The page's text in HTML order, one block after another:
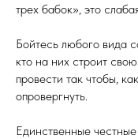
трех бабок», это
Бойтесь любого вида
кто на них строит
провести так чтобы,
опровергнуть.
Единственные